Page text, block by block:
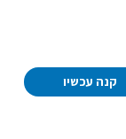
קנה עכשיו